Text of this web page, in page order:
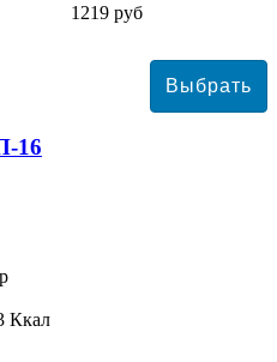
1219 руб
16
Ккал